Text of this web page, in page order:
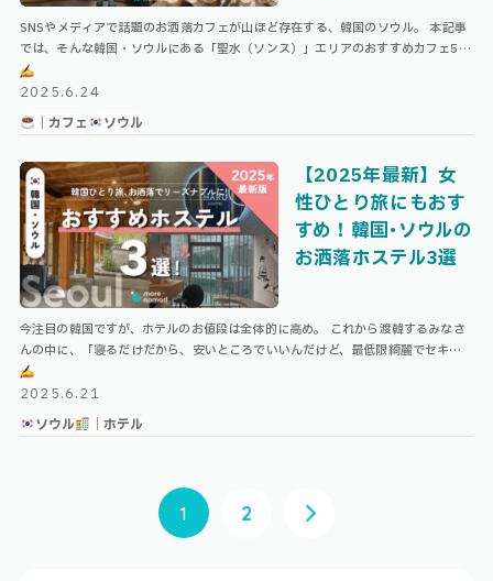
SNSやメディアで話題のお洒落カフェが山ほど存在する、韓国のソウル。 本記事
では、そんな韓国・ソウルにある「聖水（ソンス）」エリアのおすすめカフェ5選
をまとめました！ \ ソウル・他エリアのおすすめカフェはこちら
2025.6.24
｜カフェ
ソウル
【2025年最新】女
性ひとり旅にもおす
すめ！韓国･ソウルの
お洒落ホステル3選
今注目の韓国ですが、ホテルのお値段は全体的に高め。 これから渡韓するみなさ
んの中に、「寝るだけだから、安いところでいいんだけど、最低限綺麗でセキュ
リティとロケーションは担保したい」と思っている方がいたら、今回の記事がお
役 …
2025.6.21
ソウル
｜ホテル
1 2